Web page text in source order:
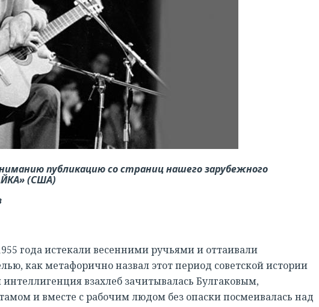
публикацию со страниц нашего зарубежного
(США)
года истекали весенними ручьями и оттаивали
как метафорично назвал этот период советской истории
взахлеб зачитывалась Булгаковым,
и вместе с рабочим людом без опаски посмеивалась над